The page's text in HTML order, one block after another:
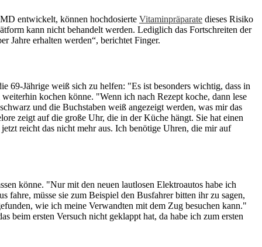
entwickelt, können hochdosierte Vitaminpräparate dieses Risiko
kann nicht behandelt werden. Lediglich das Fortschreiten der
Jahre erhalten werden“, berichtet Finger.
69-Jährige weiß sich zu helfen: "Es ist besonders wichtig, dass in
kochen könne. "Wenn ich nach Rezept koche, dann lese
und die Buchstaben weiß angezeigt werden, was mir das
zeigt auf die große Uhr, die in der Küche hängt. Sie hat einen
reicht das nicht mehr aus. Ich benötige Uhren, die mir auf
könne. "Nur mit den neuen lautlosen Elektroautos habe ich
fahre, müsse sie zum Beispiel den Busfahrer bitten ihr zu sagen,
wie ich meine Verwandten mit dem Zug besuchen kann."
beim ersten Versuch nicht geklappt hat, da habe ich zum ersten